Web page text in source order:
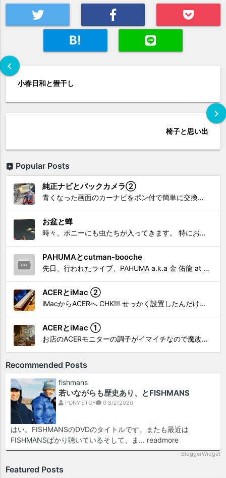
B!
chevron_left
小春日和と畳干し
chevron_right
椅子と思い出
Popular Posts
純正ナビとバックカメラ②
青くなった画面のカーナビをポン付で簡単に交換、出来ると思っていたら意外と闇多め!!!なDAY①から続く今回は、DAY②。 テスターで調べてみたのだが、結果的にバックカメラからナビ裏まで来てる、配線を見つけることが出来なかった前回。気付けば闇w。 さてさて、この頃のDVDナビ的なT...
お盆と蝉
時々、ポニーにも虫たちが入ってきます。 特にお盆の頃はどの虫かと気になり探してしまう。 今まではキリギリスやすいっちょん、今思えば今年は蝉だったのかな。
PAHUMAとcutman-booche
先日、行われたライブ、PAHUMA a.k.a 金 佑龍 at PONY'STOYから〜 cutman-booche時代の楽曲「立ち上がれ」を映像化させてもらいました。 茅ヶ崎の名店 FROGGIES〜さんで ウリョンはマンススリー・ライブを行っています！ そのライブでウ...
ACERとiMac ②
iMacからACERへ CHK!!! せっかく設置したんだけど〜 画面が真っ暗じゃしょうがないわな。 元のACERモニターを再度、設置🔥 画面のチラツキ、乱れなど不具合、多めですが 見れないより良い。 iMacへ繋いだ時、疑問があった。 せっかくの解像度を生かしてないこと。 2...
ACERとiMac ①
お店のACERモニターの調子がイマイチなので魔改造したiMacと入れ替え 外は豪雨、何処へも行かない火曜。 コツコツ作業スタートです!!! CHK!!! 何年かぶりにモニターを降ろした。 配線がぐちゃぐちゃ😂 要らないケーブルなど、使っていない部材などなど片付けて、拭き掃除w。...
Recommended Posts
fishmans
若いながらも歴史あり、とFISHMANS
PONY'STOY 0 8/2/2020
はい。FISHMANSのDVDのタイトルです。またも最近は
FISHMANSばかり聴いているそして、ま... readmore
BloggerWidget
Featured Posts